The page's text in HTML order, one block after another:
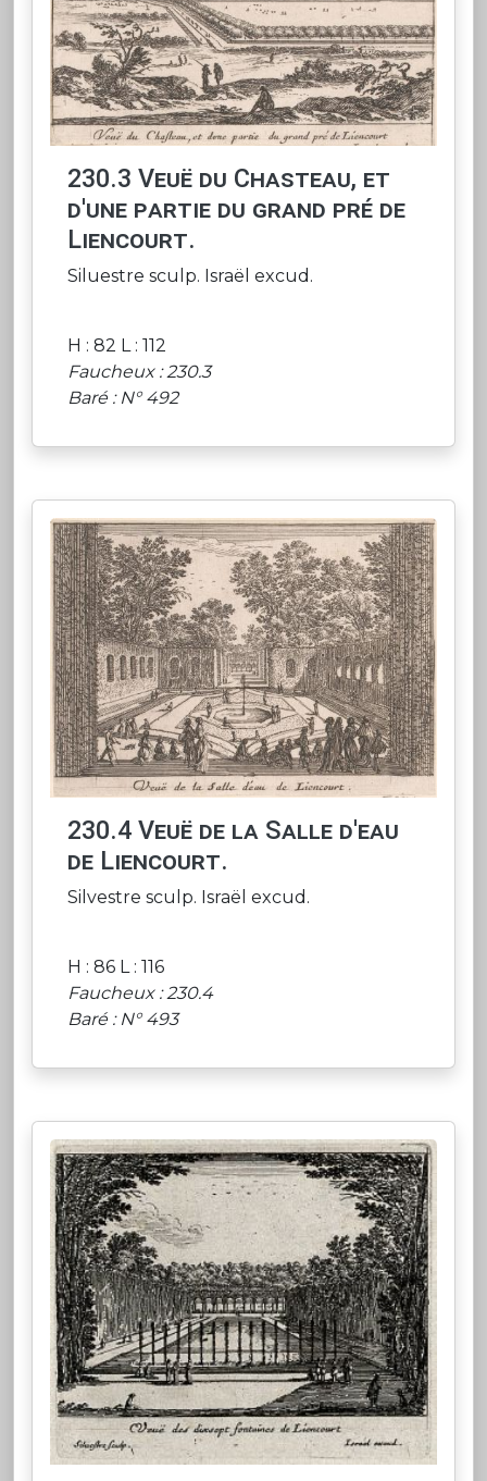
230.3 Veuë du Chasteau, et
d'une partie du grand pré de
Liencourt.
Siluestre sculp. Israël excud.
H : 82 L : 112
Faucheux : 230.3
Baré : N° 492
230.4 Veuë de la Salle d'eau
de Liencourt.
Silvestre sculp. Israël excud.
H : 86 L : 116
Faucheux : 230.4
Baré : N° 493